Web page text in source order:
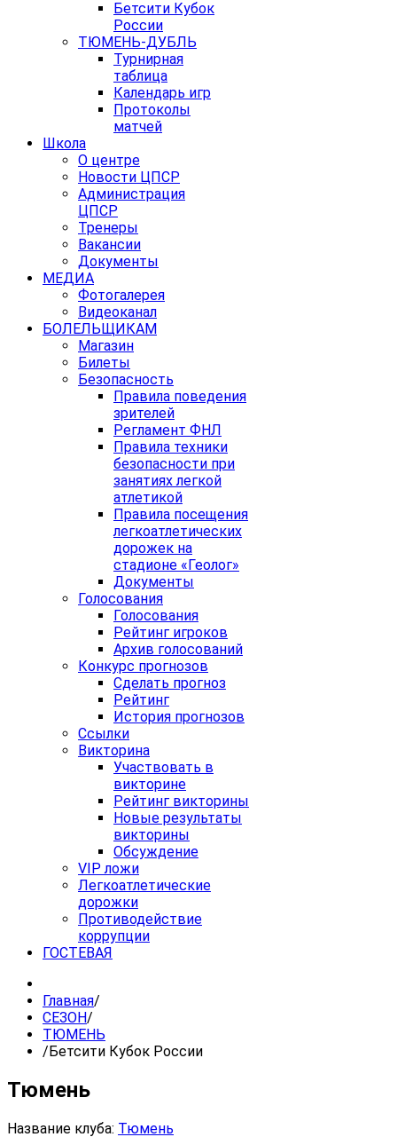
Бетсити Кубок
России
ТЮМЕНЬ-ДУБЛЬ
Турнирная
таблица
Календарь игр
Протоколы
матчей
Школа
О центре
Новости ЦПСР
Администрация
ЦПСР
Тренеры
Вакансии
Документы
МЕДИА
Фотогалерея
Видеоканал
БОЛЕЛЬЩИКАМ
Магазин
Билеты
Безопасность
Правила поведения
зрителей
Регламент ФНЛ
Правила техники
безопасности при
занятиях легкой
атлетикой
Правила посещения
легкоатлетических
дорожек на
стадионе «Геолог»
Документы
Голосования
Голосования
Рейтинг игроков
Архив голосований
Конкурс прогнозов
Сделать прогноз
Рейтинг
История прогнозов
Ссылки
Викторина
Участвовать в
викторине
Рейтинг викторины
Новые результаты
викторины
Обсуждение
VIP ложи
Легкоатлетические
дорожки
Противодействие
коррупции
ГОСТЕВАЯ
Главная/
СЕЗОН/
ТЮМЕНЬ
/ Бетсити Кубок России
Тюмень
Название клуба: Тюмень